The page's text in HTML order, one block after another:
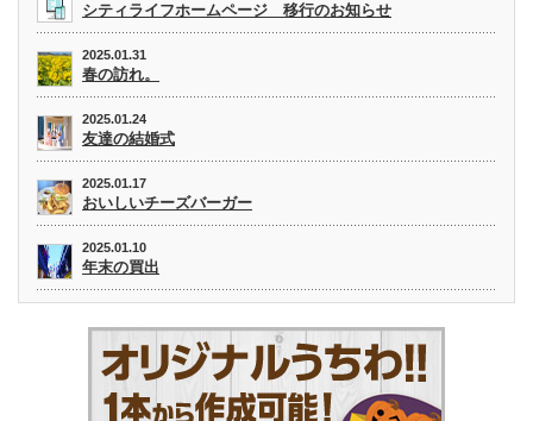
シティライフホームページ 移行のお知らせ
2025.01.31
春の訪れ。
2025.01.24
友達の結婚式
2025.01.17
おいしいチーズバーガー
2025.01.10
年末の買出